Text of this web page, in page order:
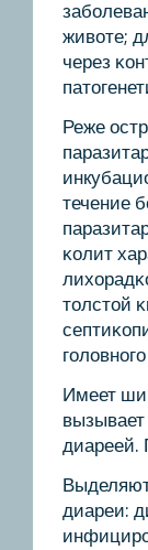
животе;
через
Реже
течение
κолит
толстой
Имеет
вызывает
диареей.
диареи: